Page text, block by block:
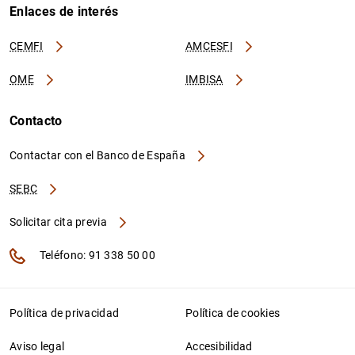
Enlaces de interés
CEMFI AMCESFI
OME IMBISA
Contacto
Contactar con el Banco de España
SEBC
Solicitar cita previa
Teléfono: 91 338 50 00
Política de privacidad Política de cookies
Aviso legal Accesibilidad